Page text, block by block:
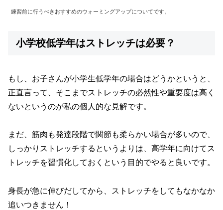
練習前に行うべきおすすめのウォーミングアップについてです。
小学校低学年はストレッチは必要？
もし、お子さんが小学生低学年の場合はどうかというと、
正直言って、そこまでストレッチの必然性や重要度は高く
ないというのが私の個人的な見解です。
まだ、筋肉も発達段階で関節も柔らかい場合が多いので、
しっかりストレッチするというよりは、高学年に向けてス
トレッチを習慣化しておくという目的でやると良いです。
身長が急に伸びだしてから、ストレッチをしてもなかなか
追いつきません！